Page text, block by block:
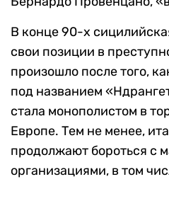
В конце 90-х
свои позиции в
произошло после того,
под названием
стала монополистом в
Европе. Тем не менее,
продолжают бороться с
организациями, в том